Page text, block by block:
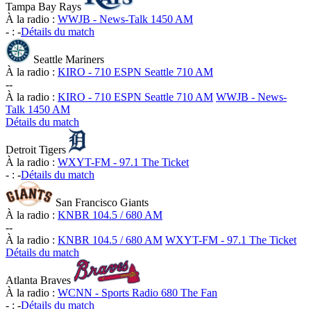
Tampa Bay Rays
À la radio : WWJB - News-Talk 1450 AM
- : -Détails du match
Seattle Mariners
À la radio : KIRO - 710 ESPN Seattle 710 AM
--
À la radio : KIRO - 710 ESPN Seattle 710 AM WWJB - News-
Talk 1450 AM
Détails du match
Detroit Tigers
À la radio : WXYT-FM - 97.1 The Ticket
- : -Détails du match
San Francisco Giants
À la radio : KNBR 104.5 / 680 AM
--
À la radio : KNBR 104.5 / 680 AM WXYT-FM - 97.1 The Ticket
Détails du match
Atlanta Braves
À la radio : WCNN - Sports Radio 680 The Fan
- : -Détails du match